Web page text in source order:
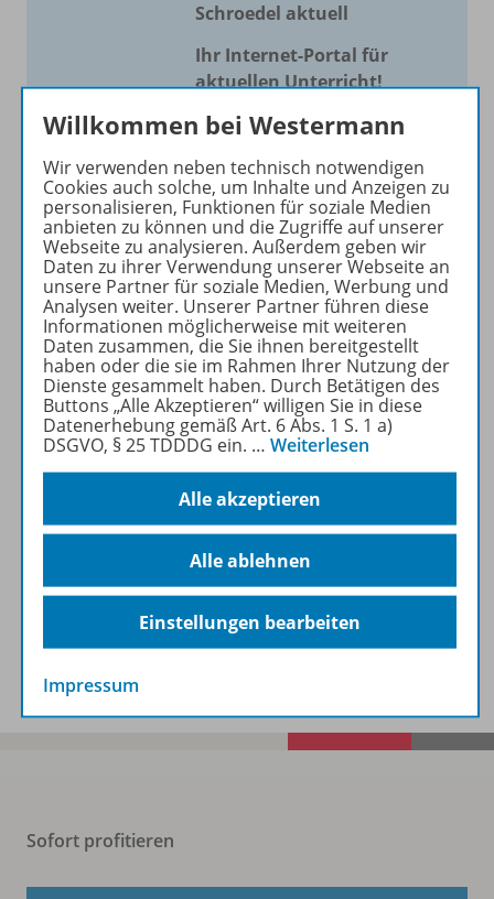
Schroedel aktuell
Ihr Internet-Portal für
aktuellen Unterricht!
Mit Schroedel aktuell bieten
Ihren Unterricht aktuell und
einfach zu gestalten. Jede
Woche drei bis vier
Neuerscheinungen mit
großem Online Archiv.
Mehr erfahren
Informationen
Spar-Pakete
Sofort profitieren
Willkommen bei Westermann
Wir verwenden neben technisch notwendigen
Cookies auch solche, um Inhalte und Anzeigen zu
personalisieren, Funktionen für soziale Medien
anbieten zu können und die Zugriffe auf unserer
Webseite zu analysieren. Außerdem geben wir
Daten zu ihrer Verwendung unserer Webseite an
unsere Partner für soziale Medien, Werbung und
Analysen weiter. Unserer Partner führen diese
Informationen möglicherweise mit weiteren
Daten zusammen, die Sie ihnen bereitgestellt
haben oder die sie im Rahmen Ihrer Nutzung der
Dienste gesammelt haben. Durch Betätigen des
Buttons „Alle Akzeptieren“ willigen Sie in diese
Datenerhebung gemäß Art. 6 Abs. 1 S. 1 a)
DSGVO, § 25 TDDDG ein. … Weiterlesen
Alle akzeptieren
Alle ablehnen
Einstellungen bearbeiten
Impressum